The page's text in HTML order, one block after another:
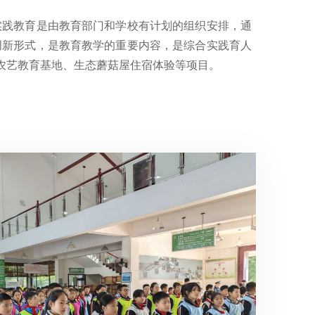
教育是由教育部门和学校有计划的组织安排，通
形式，是教育教学的重要内容，是综合实践育人
教育基地、生态蘑菇屋住宿体验等项目。